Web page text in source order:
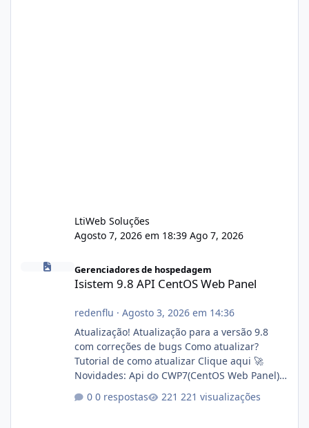
LtiWeb Soluções
Agosto 7, 2026 em 18:39 Ago 7, 2026
Gerenciadores de hospedagem
Isistem 9.8 API CentOS Web Panel
redenflu · Agosto 3, 2026 em 14:36
Atualização! Atualização para a versão 9.8
com correções de bugs Como atualizar?
Tutorial de como atualizar Clique aqui 🚀
Novidades: Api do CWP7(CentOS Web Panel)
autorizado a usasr o isistem:
0 respostas 221 visualizações